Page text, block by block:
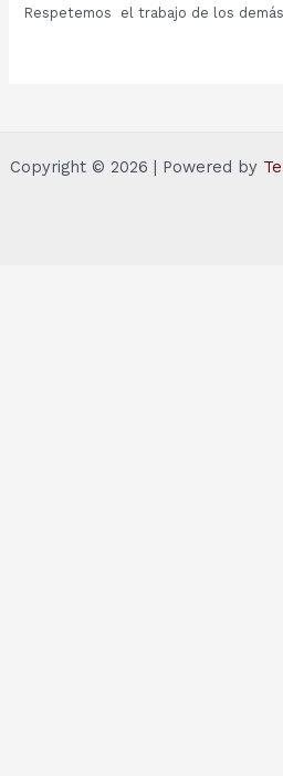
Respetemos el trabajo de los
Copyright © 2026 | Powered by